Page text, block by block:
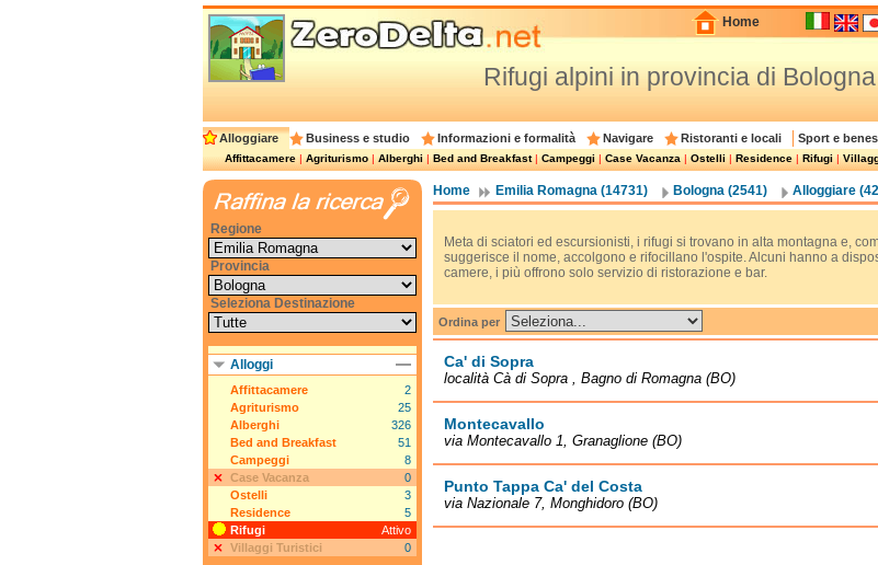
Home
Rifugi alpini in provincia di Bologna
Alloggiare Business e studio Informazioni e formalità Navigare Ristoranti e locali Sport e
Affittacamere|Agriturismo|Alberghi|Bed and Breakfast|Campeggi|Case Vacanza|Ostelli|Residence|Rifugi|
Home Emilia Romagna (14731) Bologna (2541) Alloggiare
Meta di sciatori ed escursionisti, i rifugi si trovano in alta montagna e,
suggerisce il nome, accolgono e rifocillano l'ospite. Alcuni hanno a
camere, i più offrono solo servizio di ristorazione e bar.
Ordina per
Ca' di Sopra
località Cà di Sopra , Bagno di Romagna (BO)
Montecavallo
via Montecavallo 1, Granaglione (BO)
Punto Tappa Ca' del Costa
via Nazionale 7, Monghidoro (BO)
Regione
Provincia
Seleziona Destinazione
Alloggi
Affittacamere
2
Agriturismo
25
Alberghi
326
Bed and Breakfast
51
Campeggi
8
Case Vacanza
0
Ostelli
3
Residence
5
Rifugi
Attivo
Villaggi Turistici
0